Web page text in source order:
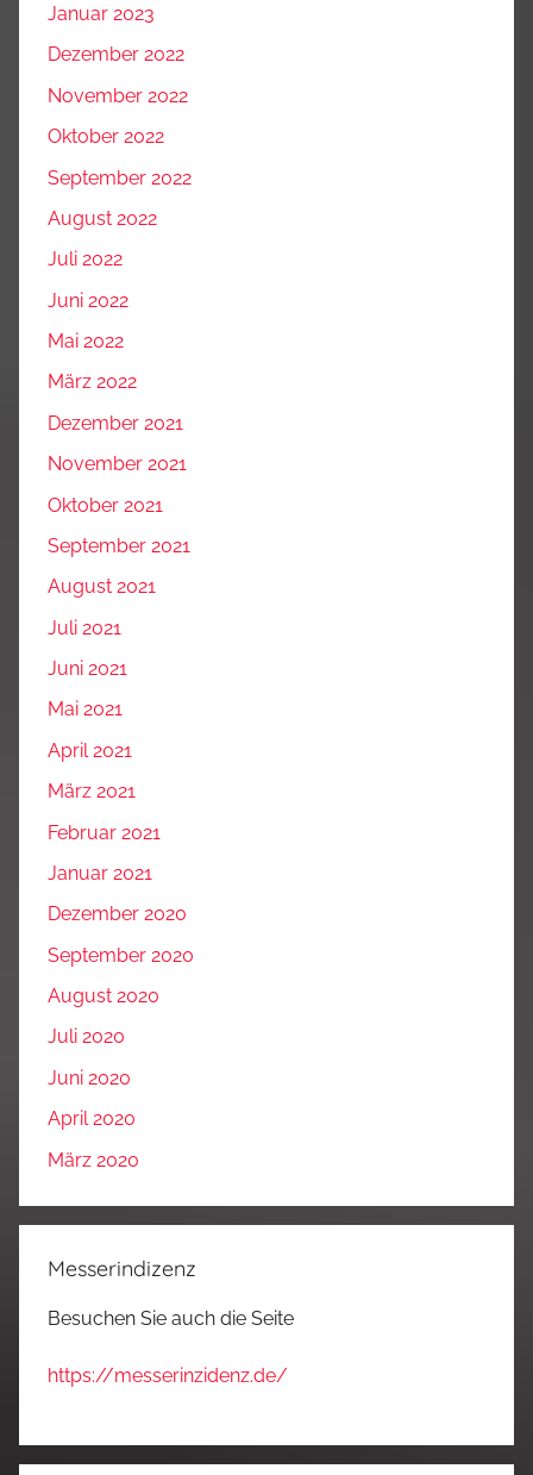
Januar 2023
Dezember 2022
November 2022
Oktober 2022
September 2022
August 2022
Juli 2022
Juni 2022
Mai 2022
März 2022
Dezember 2021
November 2021
Oktober 2021
September 2021
August 2021
Juli 2021
Juni 2021
Mai 2021
April 2021
März 2021
Februar 2021
Januar 2021
Dezember 2020
September 2020
August 2020
Juli 2020
Juni 2020
April 2020
März 2020
Messerindizenz
Besuchen Sie auch die Seite
https://messerinzidenz.de/